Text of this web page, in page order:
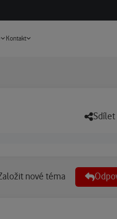
Kontakt
Sdílet
nové téma